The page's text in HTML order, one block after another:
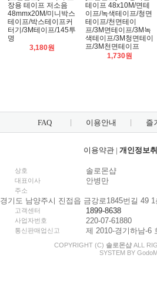
장용 테이프 저소음
48mmx20M/미니박스
테이프/박스테이프커
터기/3M테이프/145투
명
3,180원
테이프 48x10M/면테
이프/녹색테이프/청면
테이프/천면테이
프/3M면테이프/3M녹
색테이프/3M청면테이
프/3M천면테이프
1,730원
FAQ 이용안내 즐
이용약관| 개인정보
상호 솔로몬샵
대표이사 안병만
주소
경기도 남양주시 진접읍 금강로1845번길 49
고객센터 1899-8638
사업자번호 220-07-61880
통신판매업신고 제 2010-경기하남-6
COPYRIGHT (C) 솔로몬샵 ALL
SYSTEM BY Godo